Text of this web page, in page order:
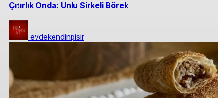
Çıtırlık Onda: Unlu Sirkeli Börek
evdekendinpisir